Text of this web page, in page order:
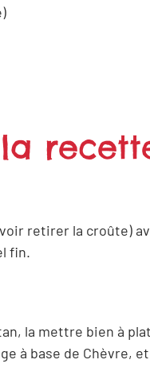
retirer la croûte)
fin.
la mettre bien à
à base de Chèvre,